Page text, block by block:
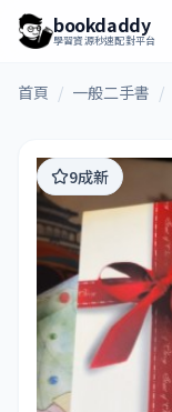
bookdaddy
學習資源秒速配對平台
首頁 / 一般二手書 /
9成新